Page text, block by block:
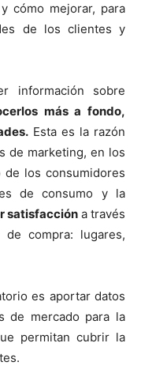
cómo mejorar, para
de los clientes y
información sobre
más a fondo,
Esta es la razón
de marketing, en los
los consumidores
de consumo y la
satisfaccióna través
compra: lugares,
es aportar datos
de mercado para la
permitan cubrir la